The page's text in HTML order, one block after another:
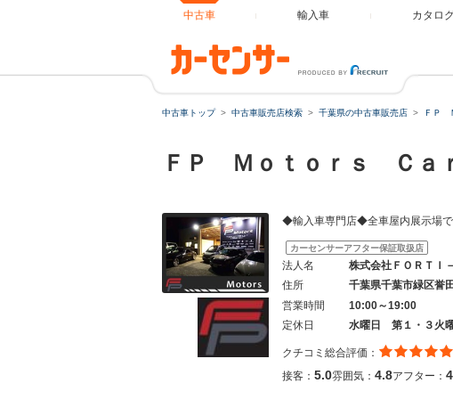
中古車 輸入車 カタロ
中古車トップ 中古車販売店検索 千葉県の中古車販売店 ＦＰ
ＦＰ Ｍｏｔｏｒｓ Ｃ
◆輸入車専門店◆全車屋内展示場で
カーセンサーアフター保証取扱店
法人名
株式会社ＦＯＲＴＩ
住所
千葉県千葉市緑区誉
営業時間
10:00～19:00
定休日
水曜日 第１・３火
クチコミ総合評価：
接客： 5.0雰囲気： 4.8アフター：